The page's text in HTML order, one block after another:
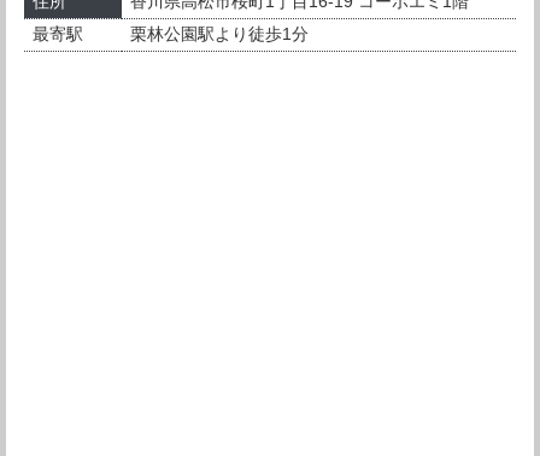
最寄駅
栗林公園駅より徒歩1分